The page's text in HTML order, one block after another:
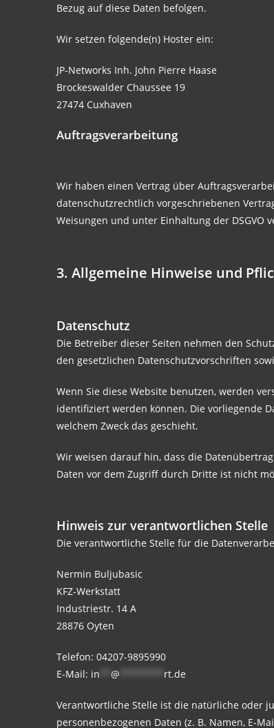
Bezug auf diese Daten befolgen.
Wir setzen folgende(n) Hoster ein:
JP-Networks Inh. John Pierre Haase
Brockeswalder Chaussee 19
27474 Cuxhaven
Auftragsverarbeitung
Wir haben einen Vertrag über
datenschutzrechtlich vorgeschriebenen
Weisungen und unter Einhaltung der DSGVO
3. Allgemeine Hinweise und
Datenschutz
Die Betreiber dieser Seiten nehmen den
den gesetzlichen Datenschutzvorschriften
Wenn Sie diese Website benutzen, werden
identifiziert werden können. Die vorliegende
welchem Zweck das geschieht.
Wir weisen darauf hin, dass die
Daten vor dem Zugriff durch Dritte ist nicht
Hinweis zur verantwortlichen Stelle
Die verantwortliche Stelle für die
Nermin Buljubasic
KFZ-Werkstatt
Industriestr. 14 A
28876 Oyten
Telefon: 04207-9895990
E-Mail: in @ rt.de
Verantwortliche Stelle ist die natürliche oder
personenbezogenen Daten (z. B. Namen, E-